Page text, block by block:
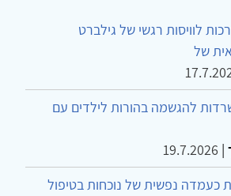
לוויסות רגשי של גילברט
של
להגשמה בהורות לילדים עם
|
19.7.2026
כעמדה נפשית של נוכחות בטיפול